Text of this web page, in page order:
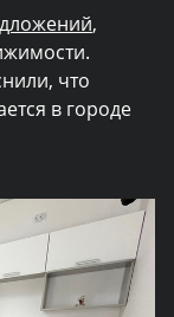
,
что
в городе